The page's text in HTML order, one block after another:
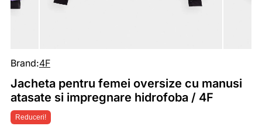
Reduceri!
Brand:4F
Jacheta pentru femei oversize cu manusi
atasate si impregnare hidrofoba / 4F